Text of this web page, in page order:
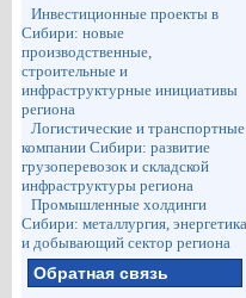
Инвестиционные проекты в
Сибири: новые
производственные,
строительные и
инфраструктурные инициативы
региона
Логистические и транспортные
компании Сибири: развитие
грузоперевозок и складской
инфраструктуры региона
Промышленные холдинги
Сибири: металлургия, энергетика
и добывающий сектор региона
Обратная связь